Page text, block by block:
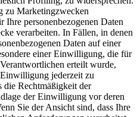
zu Marketingzwecken
Ihre personenbezogenen Daten
verarbeiten. In Fällen, in denen
Daten auf einer
einer Einwilligung, die für
erteilt wurde,
jederzeit zu
die Rechtmäßigkeit der
der Einwilligung vor deren
Sie der Ansicht sind, dass Ihre